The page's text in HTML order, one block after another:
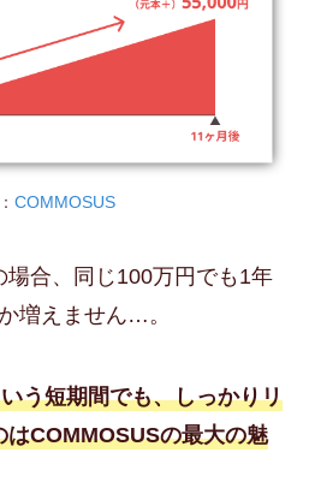
COMMOSUS
合、同じ100万円でも1年
増えません…。
う短期間でも、しっかりリ
COMMOSUSの最大の魅